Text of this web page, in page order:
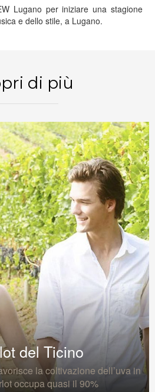
Lugano per iniziare una stagione
e dello stile, a Lugano.
di più
del Ticino
la coltivazione dell’uva in
occupa quasi il 90%